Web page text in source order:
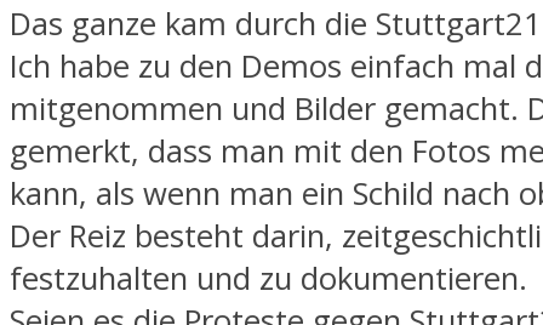
Das ganze kam durch die
Ich habe zu den Demos einfach mal
mitgenommen und Bilder gemacht.
gemerkt, dass man mit den Fotos
kann, als wenn man ein Schild nach
Der Reiz besteht darin,
festzuhalten und zu dokumentieren.